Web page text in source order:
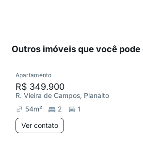
Outros imóveis que você pode
Apartamento
R$ 349.900
R. Vieira de Campos, Planalto
54m² 2
1
Ver contato